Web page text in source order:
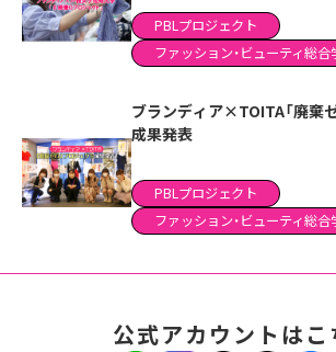
PBLプロジェクト
ファッション・ビューティ総合
ブランディア×TOITA「廃棄
成果発表
PBLプロジェクト
ファッション・ビューティ総合
公式アカウントはこ